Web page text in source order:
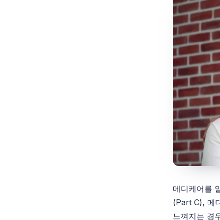
메디케어를
(Part C), 메
느껴지는 경